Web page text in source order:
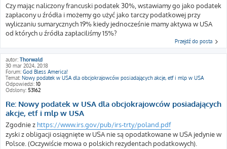
Czy mając naliczony francuski podatek 30%, wstawiamy go jako podatek
zapłacony u źródła i możemy go użyć jako tarczy podatkowej przy
wyliczaniu sumarycznych 19% kiedy jednocześnie mamy aktywa w USA
od których u źródła zapłaciliśmy 15%?
Przejdź do posta
autor: Thorwald
30 mar 2024, 20:18
Forum: God Bless America!
Temat: Nowy podatek w USA dla obcjokrajowców posiadających akcje, etf i mlp w USA
Odpowiedzi: 10
Odsłony: 53162
Re: Nowy podatek w USA dla obcjokrajowców posiadających
akcje, etf i mlp w USA
Zgodnie z https://www.irs.gov/pub/irs-trty/poland.pdf
zyski z obligacji osiągnięte w USA nie są opodatkowane w USA jedynie w
Polsce. (Oczywiście mowa o polskich rezydentach podatkowych).